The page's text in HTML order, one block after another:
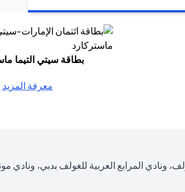
بطاقة سيتي التيما
معرفة المزيد
ونادي المرابع العربية للغولف بدبي، ونادي